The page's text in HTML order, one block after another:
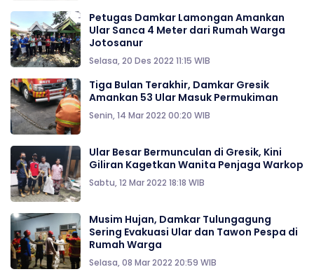
Petugas Damkar Lamongan Amankan
Ular Sanca 4 Meter dari Rumah Warga
Jotosanur
Selasa, 20 Des 2022 11:15 WIB
Tiga Bulan Terakhir, Damkar Gresik
Amankan 53 Ular Masuk Permukiman
Senin, 14 Mar 2022 00:20 WIB
Ular Besar Bermunculan di Gresik, Kini
Giliran Kagetkan Wanita Penjaga Warkop
Sabtu, 12 Mar 2022 18:18 WIB
Musim Hujan, Damkar Tulungagung
Sering Evakuasi Ular dan Tawon Pespa di
Rumah Warga
Selasa, 08 Mar 2022 20:59 WIB